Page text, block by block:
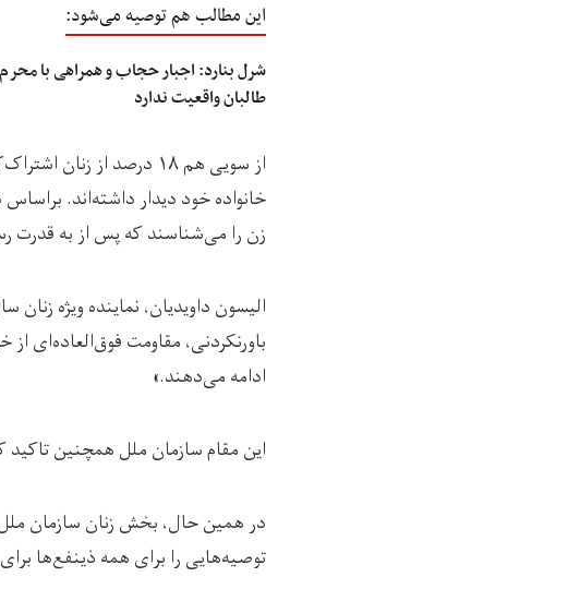
این مطالب هم توصیه می‌شود:
شرل بنارد: اجبار حجاب و همراهی با
طالبان واقعیت ندارد
از سویی هم ۱۸ درصد از
زن را می‌شناسند که پس از به قدرت رسیدن
الیسون داویدیان، نماینده ویژه
باورنکردنی، مقاومت فوق‌العاده‌ای
ادامه می‌دهند.»
این مقام سازمان ملل همچنین تاکید
در همین حال، بخش زنان سازمان ملل
توصیه‌هایی را برای همه ذینفع‌ها